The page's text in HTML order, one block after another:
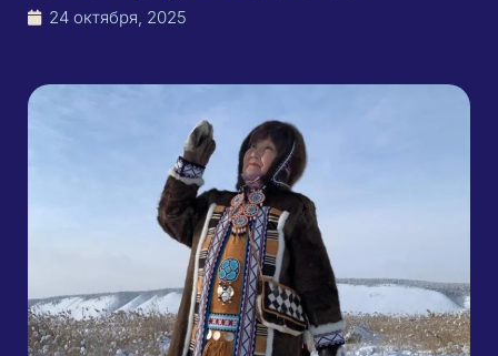
24 октября, 2025